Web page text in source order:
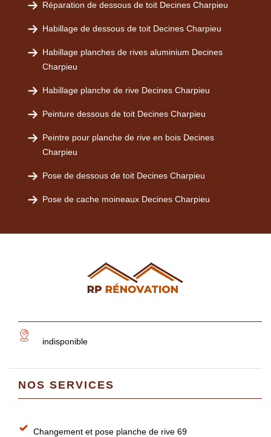
Réparation de dessous de toit Decines Charpieu
Habillage de dessous de toit Decines Charpieu
Habillage planches de rives aluminium Decines
Charpieu
Habillage planche de rive Decines Charpieu
Peinture dessous de toit Decines Charpieu
Peintre pour planche de rive en bois Decines
Charpieu
Pose de dessous de toit Decines Charpieu
Pose de cache moineaux Decines Charpieu
indisponible
NOS SERVICES
Changement et pose planche de rive 69